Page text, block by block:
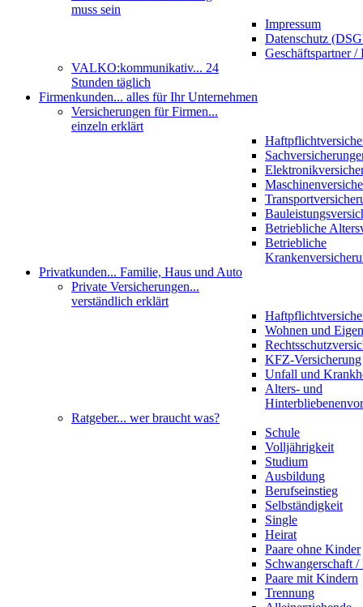
muss sein
Impressum
Datenschutz
Geschäftspartner /
VALKO:kommunikativ... 24
Stunden täglich
Firmenkunden... alles für Ihr Unternehmen
Versicherungen für Firmen...
einzeln erklärt
Betriebliche
Betriebliche
Privatkunden... Familie, Haus und Auto
Private Versicherungen...
verständlich erklärt
Wohnen und
KFZ-Versicherung
Unfall und
Alters- und
Ratgeber... wer braucht was?
Schule
Volljährigkeit
Studium
Ausbildung
Berufseinstieg
Selbständigkeit
Single
Heirat
Paare ohne Kinder
Schwangerschaft
Paare mit Kindern
Trennung